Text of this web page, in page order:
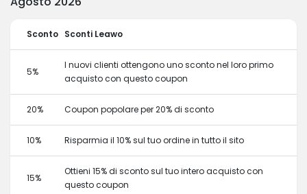
Sconto Sconti Leawo
5%
I nuovi clienti ottengono uno sconto nel loro primo
acquisto con questo coupon
20% Coupon popolare per 20% di sconto
10% Risparmia il 10% sul tuo ordine in tutto il sito
15%
Ottieni 15% di sconto sul tuo intero acquisto con
questo coupon